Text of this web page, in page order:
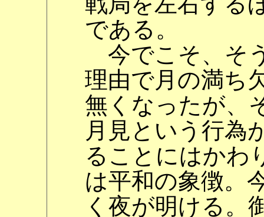
である。
今でこそ、そ
理由で月の満ち
無くなったが、
月見という行為
ることにはかわ
は平和の象徴。
く夜が明ける。